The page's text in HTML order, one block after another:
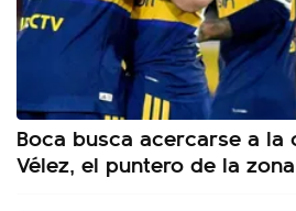
Boca busca acercarse a la
Vélez, el puntero de la zona